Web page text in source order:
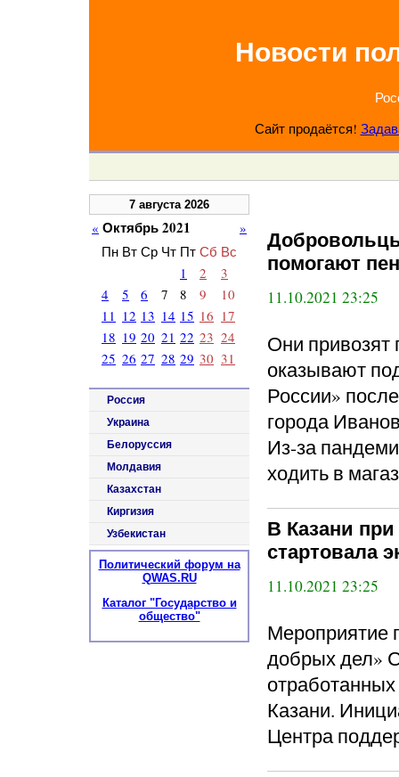
Новости
Сайт продаётся!
помогают
11.10.2021 23:25
Они привозят
оказывают
России»
города
Из-за
ходить в
В Казани
стартовала
11.10.2021 23:25
Мероприятие
добрых дел»
отработанных
Казани.
Центра
7 августа 2026
« Октябрь 2021
»
Пн Вт Ср Чт Пт Сб Вс
1
2
3
4
5 6 7 8 9
10
11 12 13 14 15 16 17
18 19 20 21 22 23 24
25 26 27 28 29 30 31
Россия
Украина
Белоруссия
Молдавия
Казахстан
Киргизия
Узбекистан
Политический форум на
QWAS.RU
Каталог "Государство и
общество"